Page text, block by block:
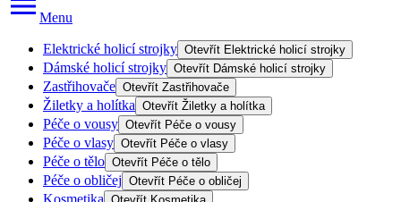
Menu
Elektrické holicí strojky Otevřít Elektrické holicí strojky
Dámské holicí strojky Otevřít Dámské holicí strojky
Zastřihovače Otevřít Zastřihovače
Žiletky a holítka Otevřít Žiletky a holítka
Péče o vousy Otevřít Péče o vousy
Péče o vlasy Otevřít Péče o vlasy
Péče o tělo Otevřít Péče o tělo
Péče o obličej Otevřít Péče o obličej